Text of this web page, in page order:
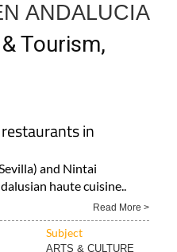
ANDALUCIA
Tourism,
in
and Nintai
haute cuisine..
Read More >
Subject
ARTS & CULTURE